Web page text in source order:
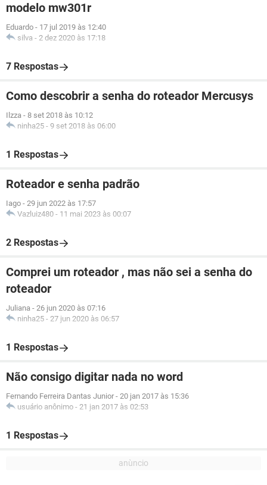
modelo mw301r
Eduardo - 17 jul 2019 às 12:40
silva - 2 dez 2020 às 17:18
7 Respostas
Como descobrir a senha do roteador Mercusys
Ilzza - 8 set 2018 às 10:12
ninha25 - 9 set 2018 às 06:00
1 Respostas
Roteador e senha padrão
Iago - 29 jun 2022 às 17:57
Vazluiz480 - 11 mai 2023 às 00:07
2 Respostas
Comprei um roteador , mas não sei a senha do
roteador
Juliana - 26 jun 2020 às 07:16
ninha25 - 27 jun 2020 às 06:57
1 Respostas
Não consigo digitar nada no word
Fernando Ferreira Dantas Junior - 20 jan 2017 às 15:36
usuário anônimo - 21 jan 2017 às 02:53
1 Respostas